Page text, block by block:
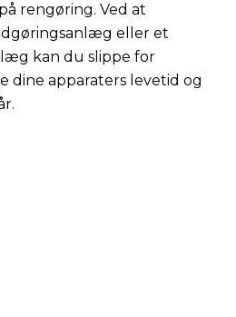
rengøring. Ved at
eller et
kan du slippe for
apparaters levetid og